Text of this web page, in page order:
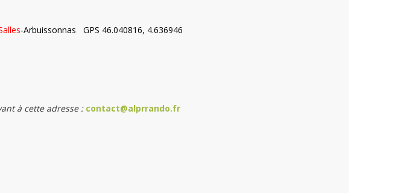
-Arbuissonnas GPS 46.040816, 4.636946
à cette adresse : contact@alprrando.fr